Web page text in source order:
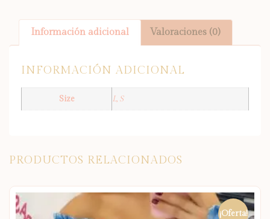
Información adicional Valoraciones (0)
INFORMACIÓN ADICIONAL
Size L, S
PRODUCTOS RELACIONADOS
¡Oferta!